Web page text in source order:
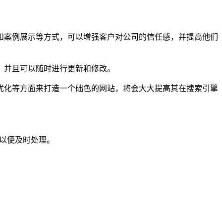
例展示等方式，可以增强客户对公司的信任感，并提高他们
且可以随时进行更新和修改。
等方面来打造一个础色的网站，将会大大提高其在搜索引擎
便及时处理。